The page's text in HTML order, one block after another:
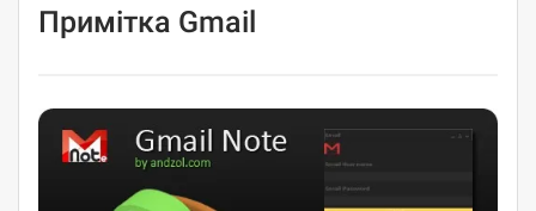
Примітка Gmail